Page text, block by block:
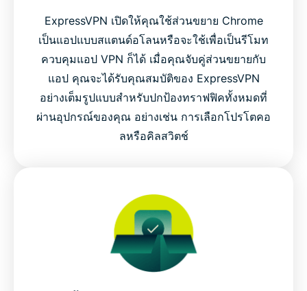
ExpressVPN เปิดให้คุณใช้ส่วนขยาย Chrome
เป็นแอปแบบสแตนด์อโลนหรือจะใช้เพื่อเป็นรีโมท
ควบคุมแอป VPN ก็ได้ เมื่อคุณจับคู่ส่วนขยายกับ
แอป คุณจะได้รับคุณสมบัติของ ExpressVPN
อย่างเต็มรูปแบบสำหรับปกป้องทราฟฟิคทั้งหมดที่
ผ่านอุปกรณ์ของคุณ อย่างเช่น การเลือกโปรโตคอ
ลหรือคิลสวิตช์